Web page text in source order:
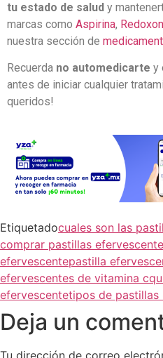
tu estado de salud y
marcas como Aspirina, Redoxon
nuestra sección de
Recuerda no automedicarte y
antes de iniciar cualquier
queridos!
Etiquetadocuales son las
comprar pastillas
efervescentepastilla
efervescentes de vitamina c
efervescentetipos de pastillas
Deja un
Tu dirección de correo